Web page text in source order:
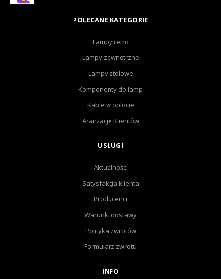
POLECANE KATEGORIE
Lampy retro
Lampy zewnętrzne
Lampy stołowe
Komponenty do lamp
Kable w oplocie
Aranżacje Klientów
USŁUGI
Aktualności
Satysfakcja klienta
Producenci
Warunki dostawy
Polityka zwrotów
Formularz zwrotu
INFO